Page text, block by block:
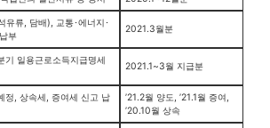
유류, 담배), 교통･에너지･
부
2021.3월분
기 일용근로소득지급명세
2021.1~3월 지급분
정, 상속세, 증여세 신고 납
’21.2월 양도, ’21.1월 증여,
’20.10월 상속